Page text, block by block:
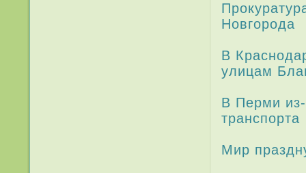
Новгорода­
В
улицам
В Перми из-
транспорта
Мир